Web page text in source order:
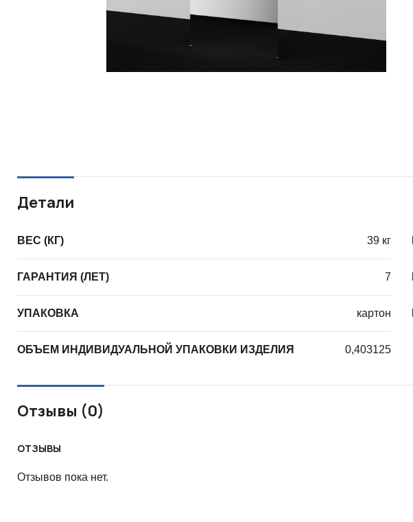
Детали
ВЕС (КГ) 39 кг
ГАРАНТИЯ (ЛЕТ) 7
УПАКОВКА картон
ОБЪЕМ ИНДИВИДУАЛЬНОЙ УПАКОВКИ ИЗДЕЛИЯ 0,403125
Отзывы (0)
ОТЗЫВЫ
Отзывов пока нет.